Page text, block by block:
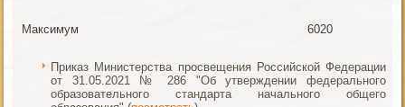
Максимум 6020
Приказ Министерства просвещения Российской Федерации
от 31.05.2021 № 286 "Об утверждении федерального
образовательного стандарта начального общего